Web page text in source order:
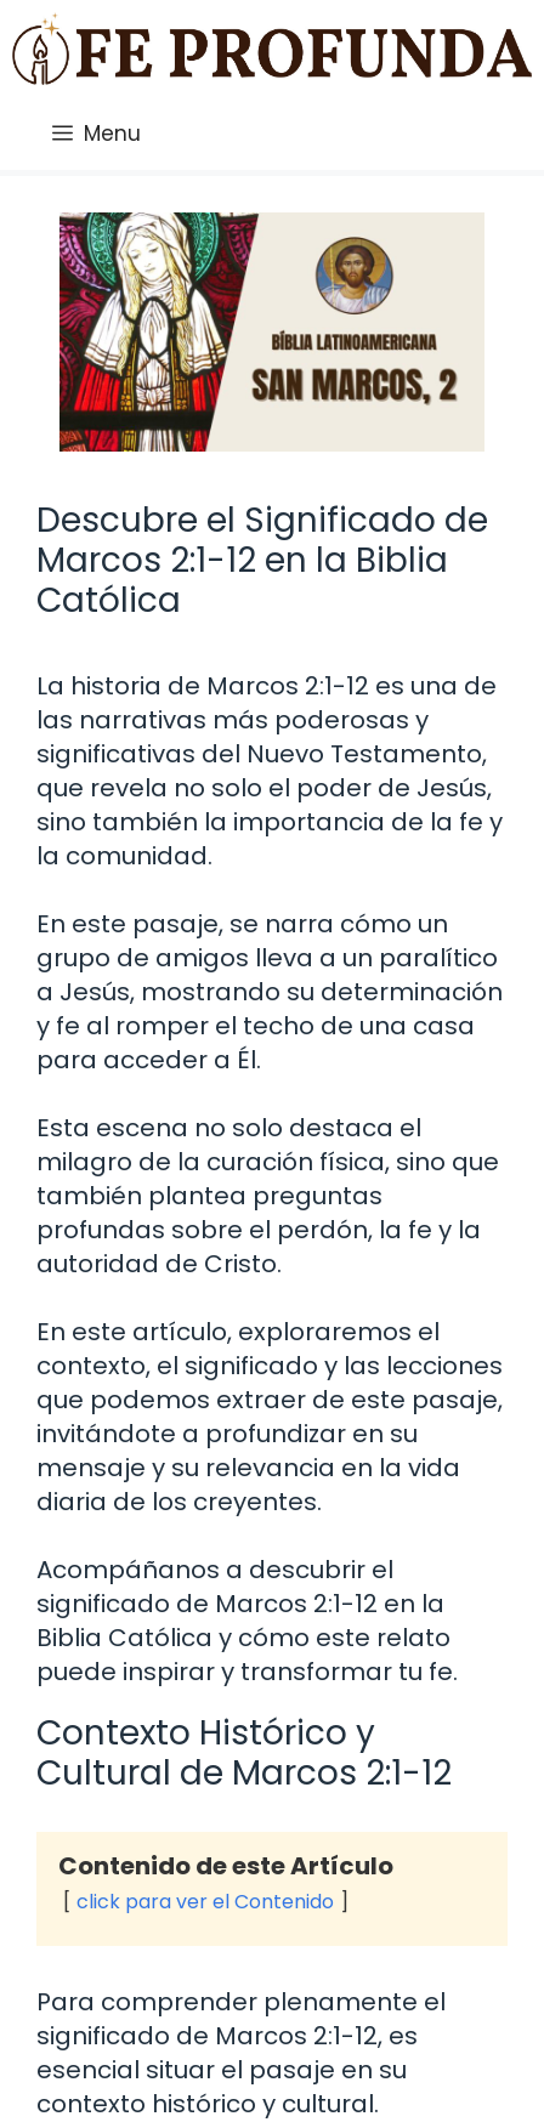
Saltar
al
contenido
Menu
Descubre el Significado de
Marcos 2:1-12 en la Biblia
Católica
La historia de Marcos 2:1-12 es una de
las narrativas más poderosas y
significativas del Nuevo Testamento,
que revela no solo el poder de Jesús,
sino también la importancia de la fe y
la comunidad.
En este pasaje, se narra cómo un
grupo de amigos lleva a un paralítico
a Jesús, mostrando su determinación
y fe al romper el techo de una casa
para acceder a Él.
Esta escena no solo destaca el
milagro de la curación física, sino que
también plantea preguntas
profundas sobre el perdón, la fe y la
autoridad de Cristo.
En este artículo, exploraremos el
contexto, el significado y las lecciones
que podemos extraer de este pasaje,
invitándote a profundizar en su
mensaje y su relevancia en la vida
diaria de los creyentes.
Acompáñanos a descubrir el
significado de Marcos 2:1-12 en la
Biblia Católica y cómo este relato
puede inspirar y transformar tu fe.
Contexto Histórico y
Cultural de Marcos 2:1-12
Contenido de este Artículo
click para ver el Contenido
Para comprender plenamente el
significado de Marcos 2:1-12, es
esencial situar el pasaje en su
contexto histórico y cultural.